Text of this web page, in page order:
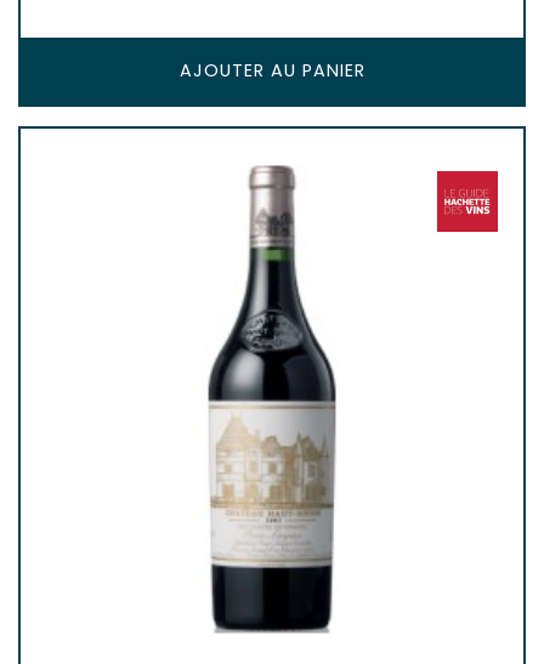
AJOUTER AU PANIER